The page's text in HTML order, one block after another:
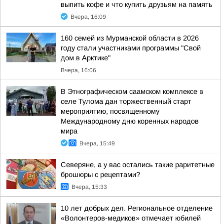
выпить кофе и что купить друзьям на память
Вчера, 16:09
160 семей из Мурманской области в 2026
году стали участниками программы "Свой
дом в Арктике"
Вчера, 16:06
В Этнографическом саамском комплексе в
селе Тулома дан торжественный старт
мероприятию, посвященному
Международному дню коренных народов
мира
Вчера, 15:49
Северяне, а у вас остались такие раритетные
брошюры с рецептами?
Вчера, 15:33
10 лет добрых дел. Региональное отделение
«Волонтеров-медиков» отмечает юбилей